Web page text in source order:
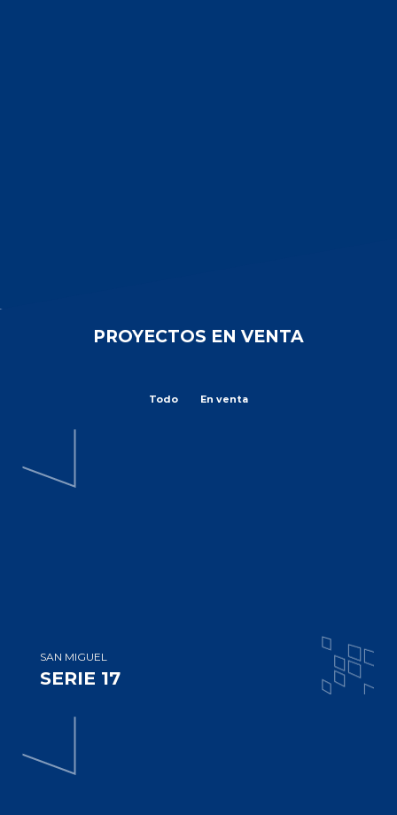
PROYECTOS EN VENTA
Todo En venta
SAN MIGUEL
SERIE 17